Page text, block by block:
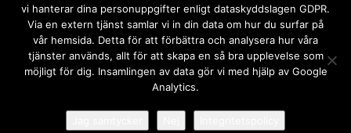
anna@vildakidz.se
076-7755068
Integritetspolicy
SOCIALA MEDIER
vi hanterar dina personuppgifter enligt dataskyddslagen GDPR.
Via en extern tjänst samlar vi in din data om hur du surfar på
vår hemsida. Detta för att förbättra och analysera hur våra
tjänster används, allt för att skapa en så bra upplevelse som
möjligt för dig. Insamlingen av data gör vi med hjälp av Google
Analytics.